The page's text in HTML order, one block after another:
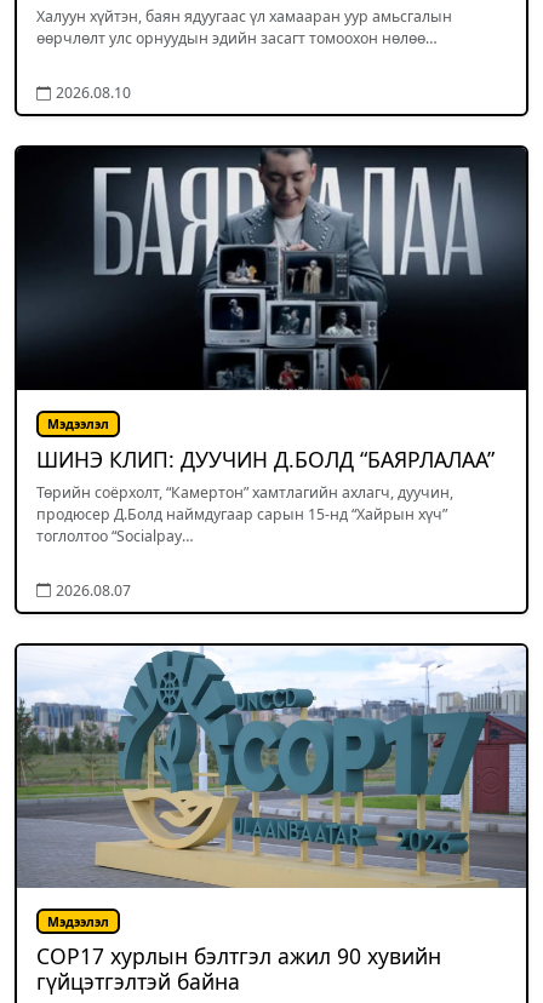
Халуун хүйтэн, баян ядуугаас үл хамааран уур амьсгалын
өөрчлөлт улс орнуудын эдийн засагт томоохон нөлөө…
2026.08.10
Мэдээлэл
ШИНЭ КЛИП: ДУУЧИН Д.БОЛД “БАЯРЛАЛАА”
Төрийн соёрхолт, “Камертон” хамтлагийн ахлагч, дуучин,
продюсер Д.Болд наймдугаар сарын 15-нд “Хайрын хүч”
тоглолтоо “Socialpay…
2026.08.07
Мэдээлэл
COP17 хурлын бэлтгэл ажил 90 хувийн
гүйцэтгэлтэй байна